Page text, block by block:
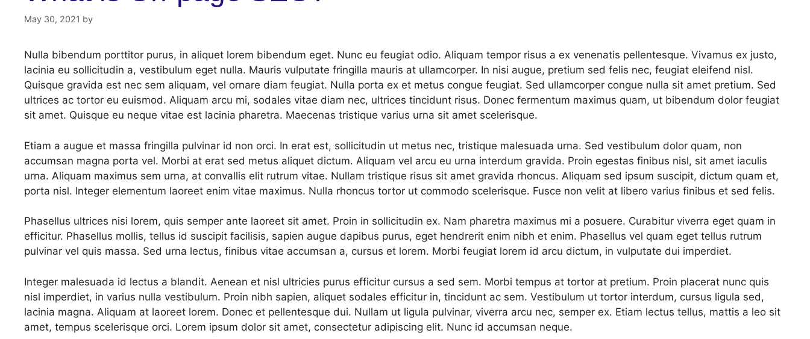
May 30, 2021 by
Nulla bibendum porttitor purus, in aliquet lorem bibendum eget. Nunc eu feugiat odio. Aliquam tempor risus a ex venenatis pellentesque. Vivamus ex justo,
lacinia eu sollicitudin a, vestibulum eget nulla. Mauris vulputate fringilla mauris at ullamcorper. In nisi augue, pretium sed felis nec, feugiat eleifend nisl.
Quisque gravida est nec sem aliquam, vel ornare diam feugiat. Nulla porta ex et metus congue feugiat. Sed ullamcorper congue nulla sit amet pretium. Sed
ultrices ac tortor eu euismod. Aliquam arcu mi, sodales vitae diam nec, ultrices tincidunt risus. Donec fermentum maximus quam, ut bibendum dolor feugiat
sit amet. Quisque eu neque vitae est lacinia pharetra. Maecenas tristique varius urna sit amet scelerisque.
Etiam a augue et massa fringilla pulvinar id non orci. In erat est, sollicitudin ut metus nec, tristique malesuada urna. Sed vestibulum dolor quam, non
accumsan magna porta vel. Morbi at erat sed metus aliquet dictum. Aliquam vel arcu eu urna interdum gravida. Proin egestas finibus nisl, sit amet iaculis
urna. Aliquam maximus sem urna, at convallis elit rutrum vitae. Nullam tristique risus sit amet gravida rhoncus. Aliquam sed ipsum suscipit, dictum quam et,
porta nisl. Integer elementum laoreet enim vitae maximus. Nulla rhoncus tortor ut commodo scelerisque. Fusce non velit at libero varius finibus et sed felis.
Phasellus ultrices nisi lorem, quis semper ante laoreet sit amet. Proin in sollicitudin ex. Nam pharetra maximus mi a posuere. Curabitur viverra eget quam in
efficitur. Phasellus mollis, tellus id suscipit facilisis, sapien augue dapibus purus, eget hendrerit enim nibh et enim. Phasellus vel quam eget tellus rutrum
pulvinar vel quis massa. Sed urna lectus, finibus vitae accumsan a, cursus et lorem. Morbi feugiat lorem id arcu dictum, in vulputate dui imperdiet.
Integer malesuada id lectus a blandit. Aenean et nisl ultricies purus efficitur cursus a sed sem. Morbi tempus at tortor at pretium. Proin placerat nunc quis
nisl imperdiet, in varius nulla vestibulum. Proin nibh sapien, aliquet sodales efficitur in, tincidunt ac sem. Vestibulum ut tortor interdum, cursus ligula sed,
lacinia magna. Aliquam at laoreet lorem. Donec et pellentesque dui. Nullam ut ligula pulvinar, viverra arcu nec, semper ex. Etiam lectus tellus, mattis a leo sit
amet, tempus scelerisque orci. Lorem ipsum dolor sit amet, consectetur adipiscing elit. Nunc id accumsan neque.